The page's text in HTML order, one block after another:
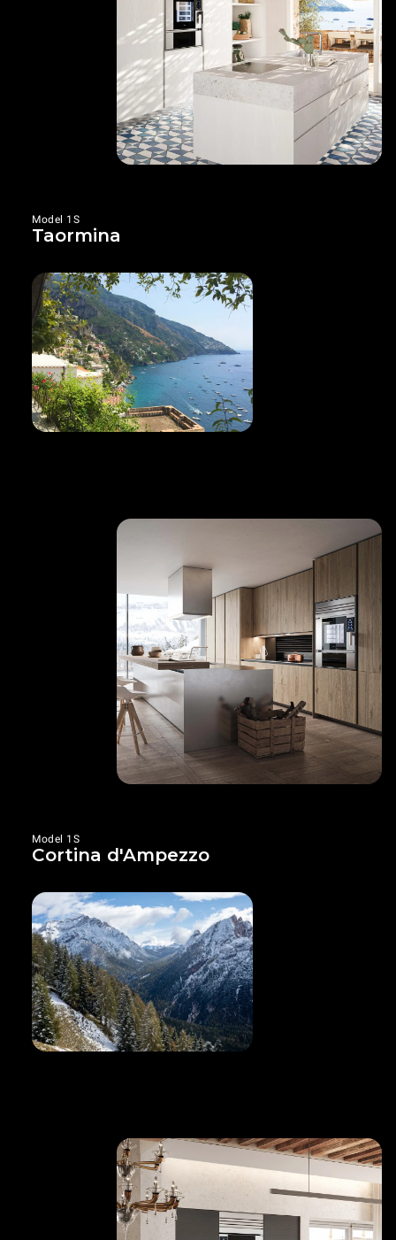
Model 1S
Taormina
Model 1S
Cortina d'Ampezzo